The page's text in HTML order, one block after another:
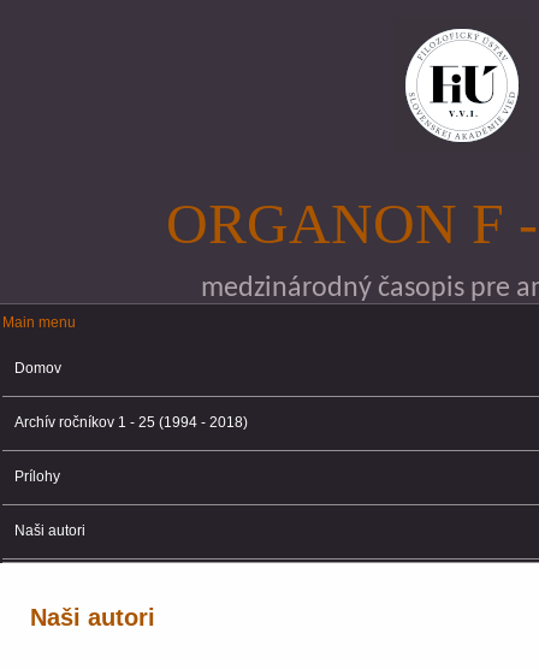
ORGANON F
medzinárodný časopis pre
Main menu
Main menu
Domov
Archív ročníkov 1 - 25 (1994 - 2018)
Prílohy
Naši autori
Naši autori